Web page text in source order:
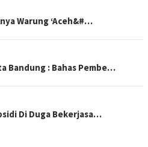
Warung ‘Aceh&#…
Bandung : Bahas Pembe…
Di Duga Bekerjasa…